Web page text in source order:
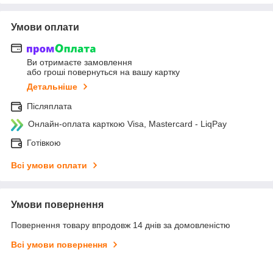
Умови оплати
Ви отримаєте замовлення
або гроші повернуться на вашу картку
Детальніше
Післяплата
Онлайн-оплата карткою Visa, Mastercard - LiqPay
Готівкою
Всі умови оплати
Умови повернення
Повернення товару впродовж 14 днів за домовленістю
Всі умови повернення